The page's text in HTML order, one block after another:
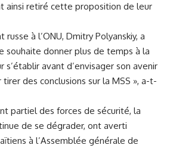
ainsi retiré cette proposition de leur
russe à l’ONU, Dmitry Polyanskiy, a
souhaite donner plus de temps à la
s’établir avant d’envisager son avenir
des conclusions sur la MSS », a-t-
partiel des forces de sécurité, la
de se dégrader, ont averti
à l’Assemblée générale de